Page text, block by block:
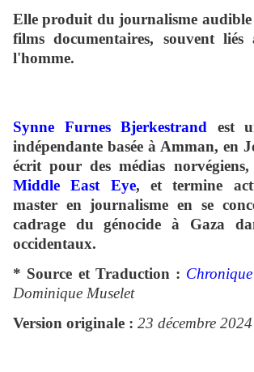
Elle produit du journalisme audible
films documentaires, souvent
l'homme.
Synne Furnes Bjerkestrand
est
indépendante basée à Amman, en
écrit pour des médias norvégiens,
Middle East Eye, et termine
master en journalisme en se
cadrage du génocide à Gaza
occidentaux.
* Source et Traduction :
Dominique Muselet
Version originale : 23 décembre